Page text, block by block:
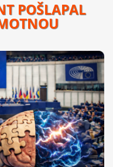
POŠLAPAL